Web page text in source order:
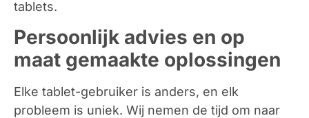
tablets.
Persoonlijk advies en op
maat gemaakte oplossingen
Elke tablet-gebruiker is anders, en elk
probleem is uniek. Wij nemen de tijd om naar